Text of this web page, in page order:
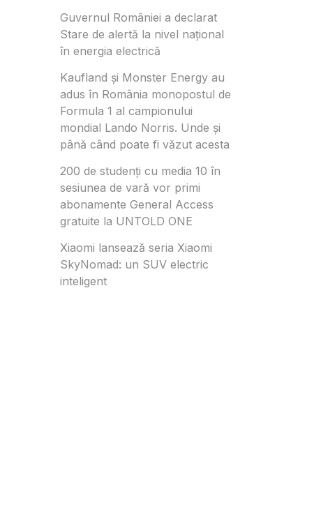
Guvernul României a declarat
Stare de alertă la nivel național
în energia electrică
Kaufland și Monster Energy au
adus în România monopostul de
Formula 1 al campionului
mondial Lando Norris. Unde și
până când poate fi văzut acesta
200 de studenți cu media 10 în
sesiunea de vară vor primi
abonamente General Access
gratuite la UNTOLD ONE
Xiaomi lansează seria Xiaomi
SkyNomad: un SUV electric
inteligent